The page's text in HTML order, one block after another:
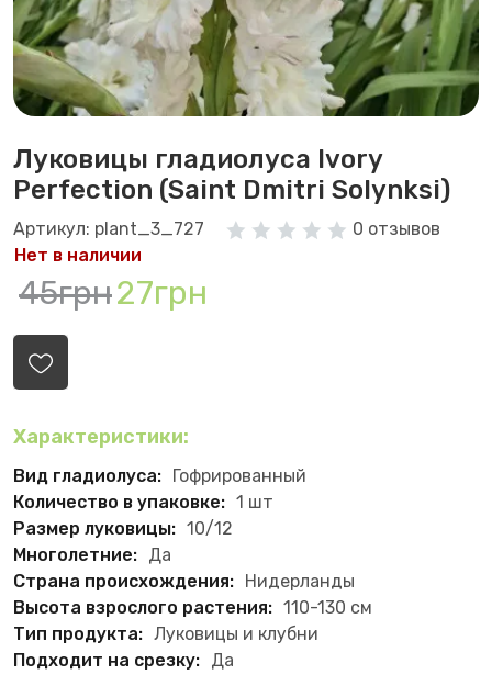
Луковицы гладиолуса Ivory
Perfection (Saint Dmitri Solynksi)
Артикул: plant_3_727
0 отзывов
Нет в наличии
45грн27грн
Характеристики:
Вид гладиолуса: Гофрированный
Количество в упаковке: 1 шт
Размер луковицы: 10/12
Многолетние: Да
Страна происхождения: Нидерланды
Высота взрослого растения: 110-130 см
Тип продукта: Луковицы и клубни
Подходит на срезку: Да